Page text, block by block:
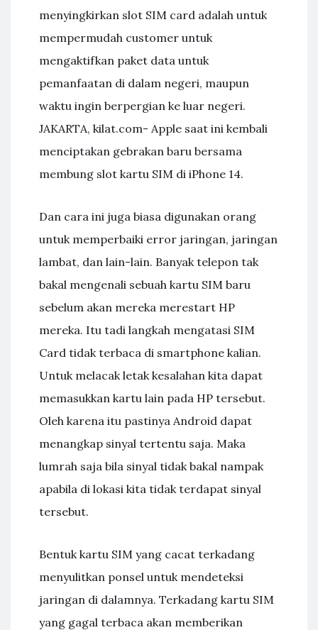
menyingkirkan slot SIM card adalah untuk
mempermudah customer untuk
mengaktifkan paket data untuk
pemanfaatan di dalam negeri, maupun
waktu ingin berpergian ke luar negeri.
JAKARTA, kilat.com- Apple saat ini kembali
menciptakan gebrakan baru bersama
membung slot kartu SIM di iPhone 14.
Dan cara ini juga biasa digunakan orang
untuk memperbaiki error jaringan, jaringan
lambat, dan lain-lain. Banyak telepon tak
bakal mengenali sebuah kartu SIM baru
sebelum akan mereka merestart HP
mereka. Itu tadi langkah mengatasi SIM
Card tidak terbaca di smartphone kalian.
Untuk melacak letak kesalahan kita dapat
memasukkan kartu lain pada HP tersebut.
Oleh karena itu pastinya Android dapat
menangkap sinyal tertentu saja. Maka
lumrah saja bila sinyal tidak bakal nampak
apabila di lokasi kita tidak terdapat sinyal
tersebut.
Bentuk kartu SIM yang cacat terkadang
menyulitkan ponsel untuk mendeteksi
jaringan di dalamnya. Terkadang kartu SIM
yang gagal terbaca akan memberikan